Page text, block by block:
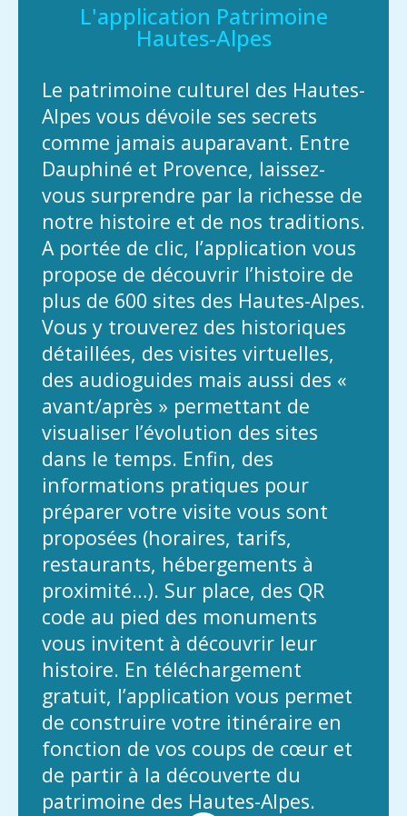
L'application Patrimoine
Hautes-Alpes
Le patrimoine culturel des Hautes-
Alpes vous dévoile ses secrets
comme jamais auparavant. Entre
Dauphiné et Provence, laissez-
vous surprendre par la richesse de
notre histoire et de nos traditions.
A portée de clic, l’application vous
propose de découvrir l’histoire de
plus de 600 sites des Hautes-Alpes.
Vous y trouverez des historiques
détaillées, des visites virtuelles,
des audioguides mais aussi des «
avant/après » permettant de
visualiser l’évolution des sites
dans le temps. Enfin, des
informations pratiques pour
préparer votre visite vous sont
proposées (horaires, tarifs,
restaurants, hébergements à
proximité…). Sur place, des QR
code au pied des monuments
vous invitent à découvrir leur
histoire. En téléchargement
gratuit, l’application vous permet
de construire votre itinéraire en
fonction de vos coups de cœur et
de partir à la découverte du
patrimoine des Hautes-Alpes.